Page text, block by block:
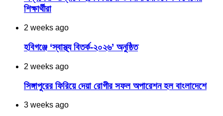
শিক্ষার্থীরা
2 weeks ago
হবিগঞ্জে ‘স্বাস্থ্য বিতর্ক-২০২৬’ অনুষ্ঠিত
2 weeks ago
সিঙ্গাপুরের ফিরিয়ে দেয়া রোগীর সফল অপারেশন হল বাংলাদেশে
3 weeks ago